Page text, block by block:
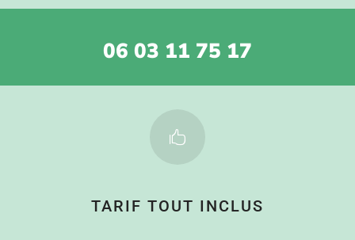
06 03 11 75 17

TARIF TOUT INCLUS